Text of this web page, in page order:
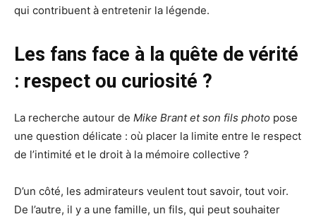
qui contribuent à entretenir la légende.
Les fans face à la quête de vérité
: respect ou curiosité ?
La recherche autour de Mike Brant et son fils photo pose
une question délicate : où placer la limite entre le respect
de l’intimité et le droit à la mémoire collective ?
D’un côté, les admirateurs veulent tout savoir, tout voir.
De l’autre, il y a une famille, un fils, qui peut souhaiter